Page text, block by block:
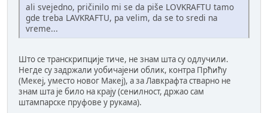
ali svejedno, pričinilo mi se da piše LOVKRAFTU tamo
gde treba LAVKRAFTU, pa velim, da se to sredi na
vreme...
Што се транскрипције тиче, не знам шта су одлучили.
Негде су задржали уобичајени облик, контра Прћићу
(Мекеј, уместо новог Макеј), а за Лавкрафта стварно не
знам шта је било на крају (сенилност, држао сам
штампарске пруфове у рукама).